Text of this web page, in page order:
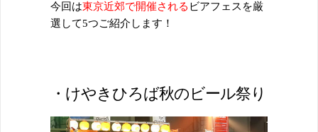
今回は東京近郊で開催される ビアフェスを厳
選して5つご紹介します！
・けやきひろば秋のビール祭り